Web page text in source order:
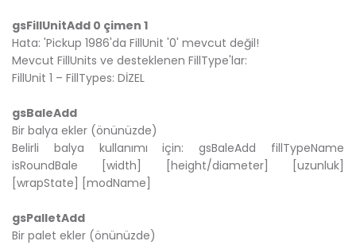
gsFillUnitAdd 0 çimen 1
Hata: 'Pickup 1986'da FillUnit '0' mevcut değil!
Mevcut FillUnits ve desteklenen FillType'lar:
FillUnit 1 – FillTypes: DİZEL
gsBaleAdd
Bir balya ekler (önünüzde)
Belirli balya kullanımı için: gsBaleAdd fillTypeName
isRoundBale [width] [height/diameter] [uzunluk]
[wrapState] [modName]
gsPalletAdd
Bir palet ekler (önünüzde)